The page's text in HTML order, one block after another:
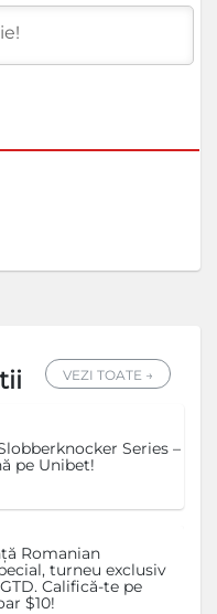
VEZI TOATE →
Series –
pe Unibet!
Romanian
turneu exclusiv
Califică-te pe
$10!